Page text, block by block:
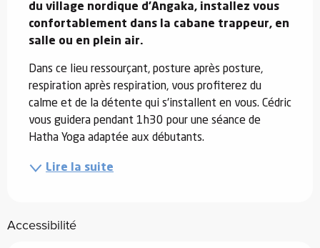
du village nordique d'Angaka, installez vous
confortablement dans la cabane trappeur, en
salle ou en plein air.
Dans ce lieu ressourçant, posture après posture,
respiration après respiration, vous profiterez du
calme et de la détente qui s'installent en vous. Cédric
vous guidera pendant 1h30 pour une séance de
Hatha Yoga adaptée aux débutants.
Lire la suite
Accessibilité